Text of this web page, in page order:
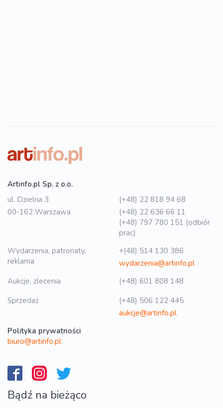
Artinfo.pl Sp. z o.o.
ul. Dzielna 3
00-162 Warszawa
(+48) 22 818 94 68
(+48) 22 636 66 11
(+48) 797 780 151 (odbiór
prac)
Wydarzenia, patronaty,
reklama
+(48) 514 130 386
wydarzenia@artinfo.pl
Aukcje, zlecenia
(+48) 601 808 148
Sprzedaż
(+48) 506 122 445
aukcje@artinfo.pl
Polityka prywatności
biuro@artinfo.pl
Bądź na bieżąco